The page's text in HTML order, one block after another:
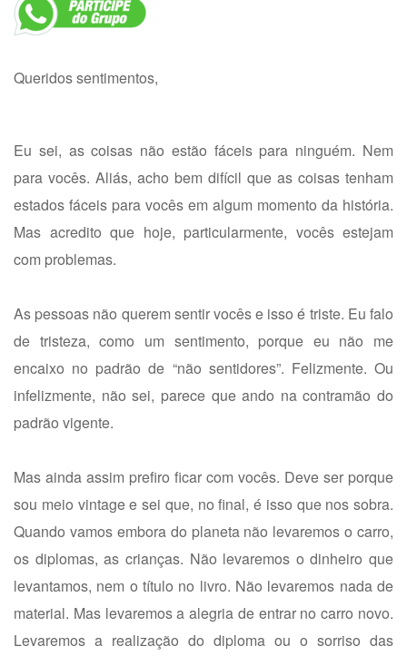
Queridos sentimentos,
Eu sei, as coisas não estão fáceis para ninguém. Nem
para vocês. Aliás, acho bem difícil que as coisas tenham
estados fáceis para vocês em algum momento da história.
Mas acredito que hoje, particularmente, vocês estejam
com problemas.
As pessoas não querem sentir vocês e isso é triste. Eu falo
de tristeza, como um sentimento, porque eu não me
encaixo no padrão de “não sentidores”. Felizmente. Ou
infelizmente, não sei, parece que ando na contramão do
padrão vigente.
Mas ainda assim prefiro ficar com vocês. Deve ser porque
sou meio vintage e sei que, no final, é isso que nos sobra.
Quando vamos embora do planeta não levaremos o carro,
os diplomas, as crianças. Não levaremos o dinheiro que
levantamos, nem o título no livro. Não levaremos nada de
material. Mas levaremos a alegria de entrar no carro novo.
Levaremos a realização do diploma ou o sorriso das